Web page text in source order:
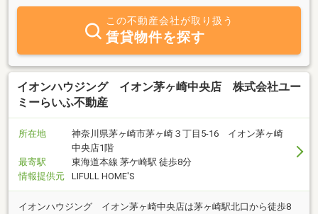
ます。住まいとは人にとっての拠点であり、人を育む場所・・私た
ちは皆様の住まい探しをこれからもサポートしていきます。皆様の
夢を実現できる良きパートナーであり続けたい、それが私たちの願
いです。弊社は地元茅ヶ崎に特化した不動産会社です。
この不動産会社が取り扱う
賃貸物件を探す
イオンハウジング イオン茅ヶ崎中央店 株式会社ユー
ミーらいふ不動産
所在地
神奈川県茅ヶ崎市茅ヶ崎３丁目5-16 イオン茅ヶ崎
中央店1階
最寄駅
東海道本線 茅ケ崎駅 徒歩8分
情報提供元
LIFULL HOME'S
イオンハウジング イオン茅ヶ崎中央店は茅ヶ崎駅北口から徒歩8